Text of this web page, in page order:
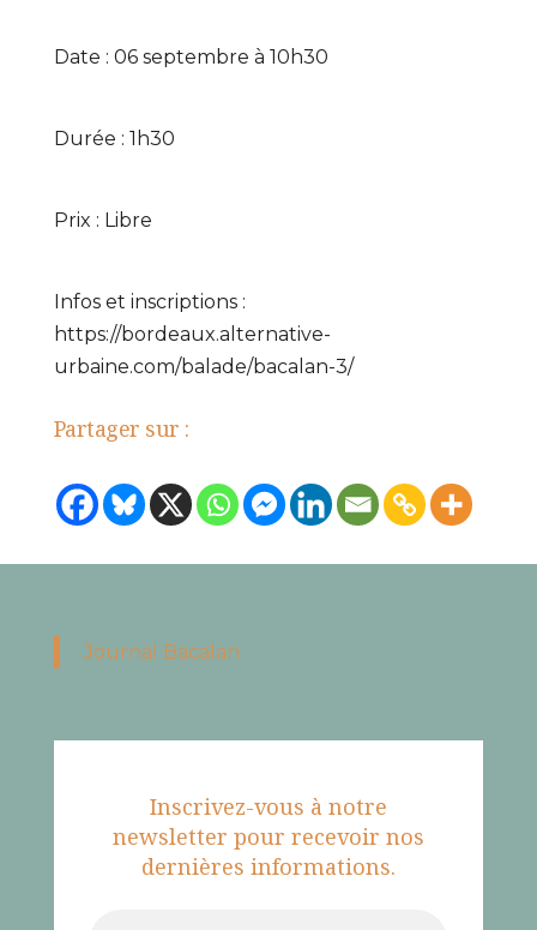
Date : 06 septembre à 10h30
Durée : 1h30
Prix : Libre
Infos et inscriptions :
https://bordeaux.alternative-
urbaine.com/balade/bacalan-3/
Partager sur :
Journal Bacalan
Inscrivez-vous à notre
newsletter pour recevoir nos
dernières informations.